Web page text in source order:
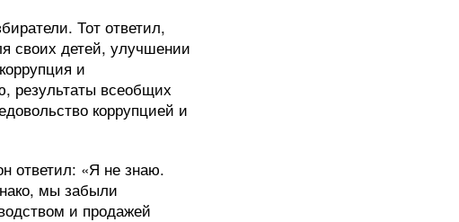
Тот ответил,
своих детей, улучшении
и
результаты всеобщих
коррупцией и
ответил: «Я не знаю.
мы забыли
и продажей